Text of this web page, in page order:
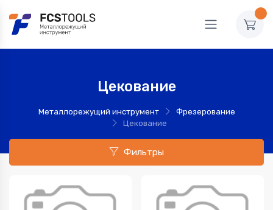
Цекование
Металлорежущий инструмент
Фрезерование
Цекование
Фильтры